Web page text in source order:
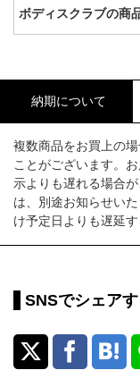
ボディスクラブの商
納期について
複数商品をお買上の
ことがございます。
示よりも遅れる場合
は、別途お知らせい
け予定日よりも遅延
SNSでシェア